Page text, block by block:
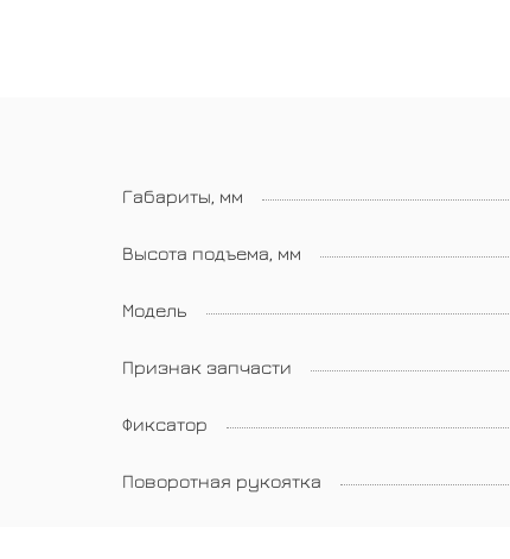
Габариты, мм
Высота подъема, мм
Модель
Признак запчасти
Фиксатор
Поворотная рукоятка